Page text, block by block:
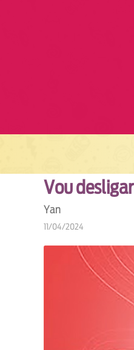
Vou desligar
Yan
11/04/2024